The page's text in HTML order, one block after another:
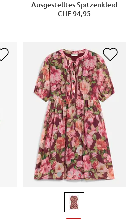
Ausgestelltes Spitzenkleid
CHF 94,95